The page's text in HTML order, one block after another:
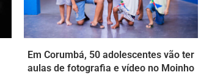
Em Corumbá, 50 adolescentes vão ter
aulas de fotografia e vídeo no Moinho